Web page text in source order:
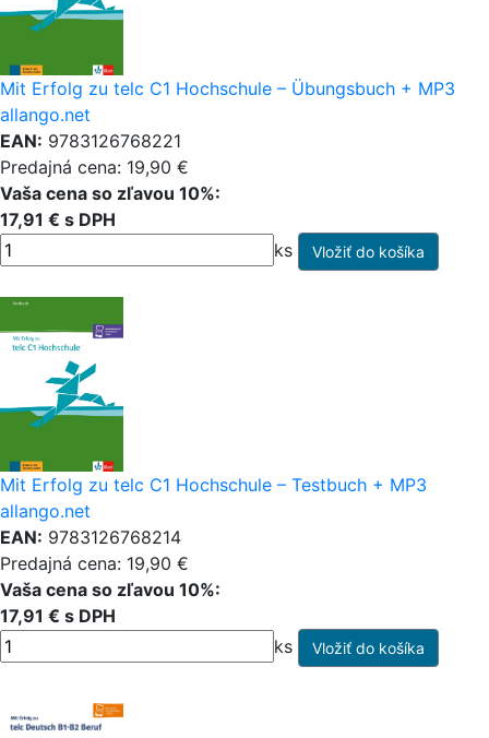
Mit Erfolg zu telc C1 Hochschule – Übungsbuch + MP3
allango.net
EAN: 9783126768221
Predajná cena: 19,90 €
Vaša cena so zľavou 10%:
17,91 € s DPH
ks
Mit Erfolg zu telc C1 Hochschule – Testbuch + MP3
allango.net
EAN: 9783126768214
Predajná cena: 19,90 €
Vaša cena so zľavou 10%:
17,91 € s DPH
ks